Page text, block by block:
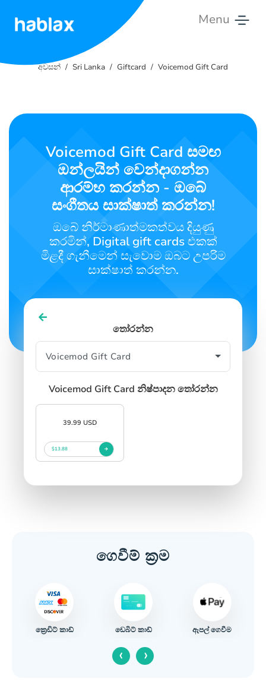
Menu
කාලසටහන්
අප
සම්බන්ධ
SIGN UP
අවසන් Sri Lanka Giftcard Voicemod Gift Card
Voicemod Gift Card සමඟ
ඔන්ලයින් වෙන්දාගන්න
ආරම්භ කරන්න - ඔබේ
සංගීතය සාක්ෂාත් කරන්න!
ඔබේ නිර්මාණාත්මකත්වය දියුණු
කරමින්, Digital gift cards එකක්
මිළදී ගැනීමෙන් සැවොම ඔබට උපරිම
සාක්ෂාත් කරන්න.
තෝරන්න
Voicemod Gift Card නිෂ්පාදන තෝරන්න
39.99 USD
$13.88
ගෙවීම් ක්‍රම
ක්‍රෙඩිට් කාඩ් ඩෙබිට් කාඩ් ඇපල් ගෙවීම
‹ ›